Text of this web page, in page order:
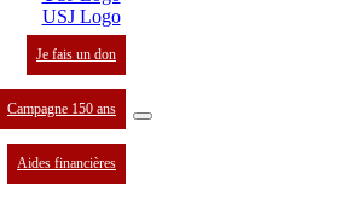
Je fais un don
Campagne 150 ans
Aides financières